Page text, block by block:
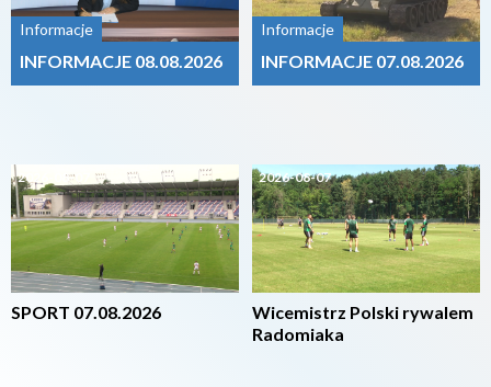
Informacje
INFORMACJE 08.08.2026
2026-08-07
SPORT 07.08.2026
Informacje
INFORMACJE 07.08.2026
2026-08-07
Wicemistrz Polski rywalem
Radomiaka